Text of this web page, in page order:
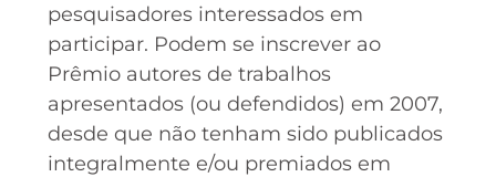
pesquisadores interessados em
participar. Podem se inscrever ao
Prêmio autores de trabalhos
apresentados (ou defendidos) em 2007,
desde que não tenham sido publicados
integralmente e/ou premiados em